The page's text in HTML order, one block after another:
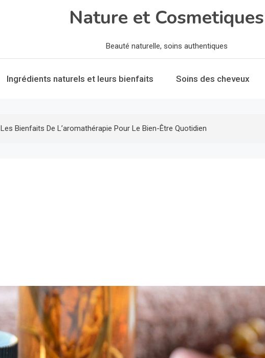
Nature et Cosmetiques
Beauté naturelle, soins authentiques
Ingrédients naturels et leurs bienfaits Soins des cheveux
Les Bienfaits De L’aromathérapie Pour Le Bien-Être Quotidien